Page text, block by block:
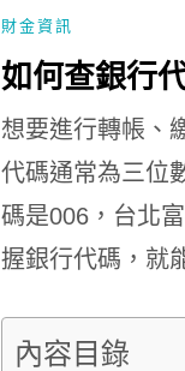
財金資訊
如何查銀行
想要進行轉帳、
代碼通常為三位
碼是006，台北
握銀行代碼，就
內容目錄